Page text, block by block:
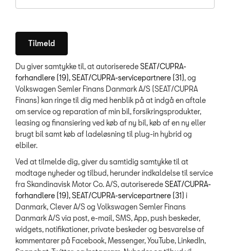
Du giver samtykke til, at autoriseredeSEAT/CUPRA-
forhandlere (19),SEAT/CUPRA-servicepartnere (31), og
Volkswagen Semler Finans Danmark A/S (SEAT/CUPRA
Finans) kan ringe til dig med henblik på at indgå en aftale
om service og reparation af min bil, forsikringsprodukter,
leasing og finansiering ved køb af ny bil, køb af en ny eller
brugt bil samt køb af ladeløsning til plug-in hybrid og
elbiler.
Ved at tilmelde dig, giver du samtidig samtykke til at
modtage nyheder og tilbud, herunder indkaldelse til service
fra Skandinavisk Motor Co. A/S, autoriseredeSEAT/CUPRA-
forhandlere (19),SEAT/CUPRA-servicepartnere (31) i
Danmark, Clever A/S og Volkswagen Semler Finans
Danmark A/S via post, e-mail, SMS, App, push beskeder,
widgets, notifikationer, private beskeder og besvarelse af
kommentarer på Facebook, Messenger, YouTube, LinkedIn,